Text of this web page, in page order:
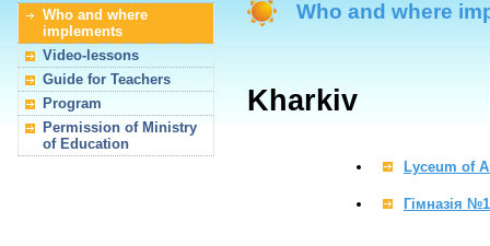
Who and where
implements
Video-lessons
Guide for Teachers
Program
Permission of Ministry
of Education
Who and where
Kharkiv
Lyceum of
Гімназія №1